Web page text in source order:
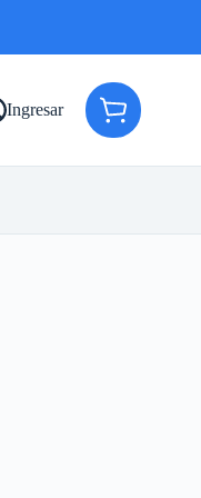
Ingresar
Carro
de